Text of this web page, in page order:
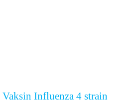
Influenza 4 strain